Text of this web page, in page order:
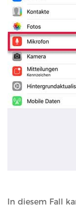
In diesem Fall